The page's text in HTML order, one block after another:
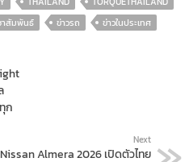
าสัมพันธ์ ข่าวรถ ข่าวในประเทศ
ก
Next
Nissan Almera 2026 เปิดตัวไทย